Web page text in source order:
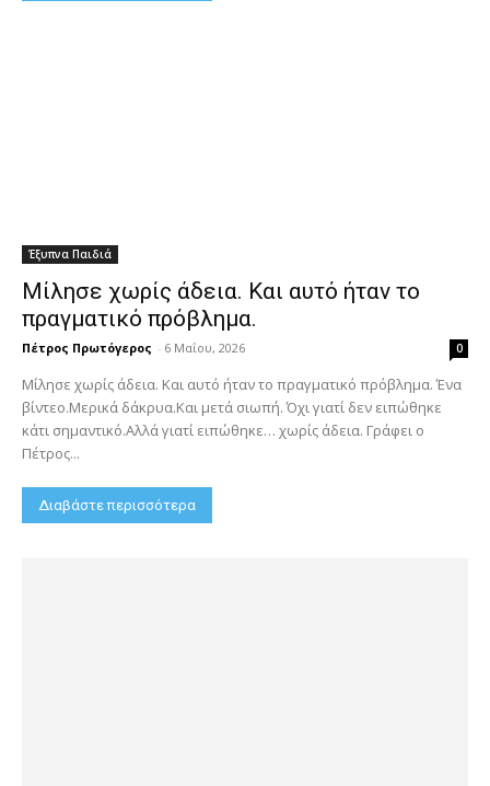
Έξυπνα Παιδιά
Μίλησε χωρίς άδεια. Και αυτό ήταν το
πραγματικό πρόβλημα.
Πέτρος Πρωτόγερος - 6 Μαΐου, 2026 0
Μίλησε χωρίς άδεια. Και αυτό ήταν το πραγματικό πρόβλημα. Ένα
βίντεο.Μερικά δάκρυα.Και μετά σιωπή. Όχι γιατί δεν ειπώθηκε
κάτι σημαντικό.Αλλά γιατί ειπώθηκε… χωρίς άδεια. Γράφει ο
Πέτρος...
Διαβάστε περισσότερα